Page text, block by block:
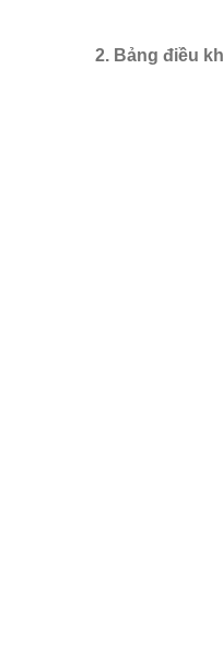
2. Bảng điều